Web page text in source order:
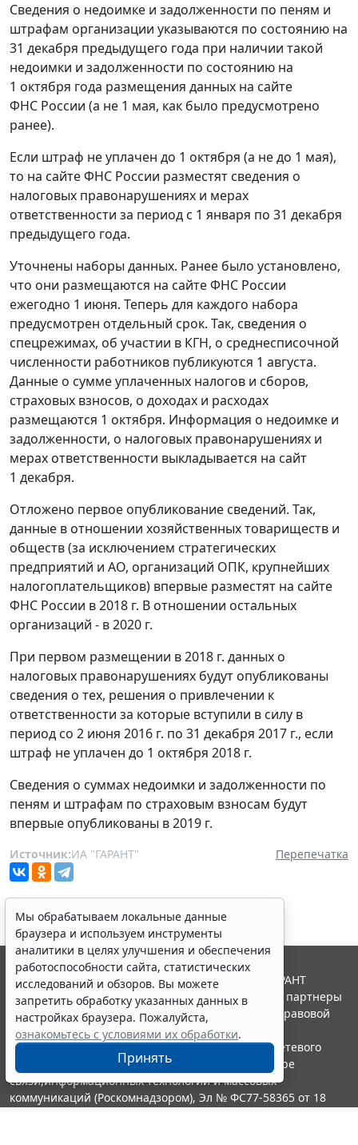
Сведения о недоимке и задолженности по пеням и
штрафам организации указываются по состоянию на
31 декабря предыдущего года при наличии такой
недоимки и задолженности по состоянию на
1 октября года размещения данных на сайте
ФНС России (а не 1 мая, как было предусмотрено
ранее).
Если штраф не уплачен до 1 октября (а не до 1 мая),
то на сайте ФНС России разместят сведения о
налоговых правонарушениях и мерах
ответственности за период с 1 января по 31 декабря
предыдущего года.
Уточнены наборы данных. Ранее было установлено,
что они размещаются на сайте ФНС России
ежегодно 1 июня. Теперь для каждого набора
предусмотрен отдельный срок. Так, сведения о
спецрежимах, об участии в КГН, о среднесписочной
численности работников публикуются 1 августа.
Данные о сумме уплаченных налогов и сборов,
страховых взносов, о доходах и расходах
размещаются 1 октября. Информация о недоимке и
задолженности, о налоговых правонарушениях и
мерах ответственности выкладывается на сайт
1 декабря.
Отложено первое опубликование сведений. Так,
данные в отношении хозяйственных товариществ и
обществ (за исключением стратегических
предприятий и АО, организаций ОПК, крупнейших
налогоплательщиков) впервые разместят на сайте
ФНС России в 2018 г. В отношении остальных
организаций - в 2020 г.
При первом размещении в 2018 г. данных о
налоговых правонарушениях будут опубликованы
сведения о тех, решения о привлечении к
ответственности за которые вступили в силу в
период со 2 июня 2016 г. по 31 декабря 2017 г., если
штраф не уплачен до 1 октября 2018 г.
Сведения о суммах недоимки и задолженности по
пеням и штрафам по страховым взносам будут
впервые опубликованы в 2019 г.
Источник:ИА "ГАРАНТ" Перепечатка
Мы обрабатываем локальные данные
браузера и используем инструменты
аналитики в целях улучшения и обеспечения
работоспособности сайта, статистических
исследований и обзоров. Вы можете
запретить обработку указанных данных в
настройках браузера. Пожалуйста,
ознакомьтесь с условиями их обработки.
Принять
© ООО "НПП "ГАРАНТ-СЕРВИС", 2026. Система ГАРАНТ
выпускается с 1990 года. Компания "Гарант" и ее партнеры
являются участниками Российской ассоциации правовой
информации ГАРАНТ.
Портал ГАРАНТ.РУ зарегистрирован в качестве сетевого
издания Федеральной службой по надзору в сфере
связи,информационных технологий и массовых
коммуникаций (Роскомнадзором), Эл № ФС77-58365 от 18